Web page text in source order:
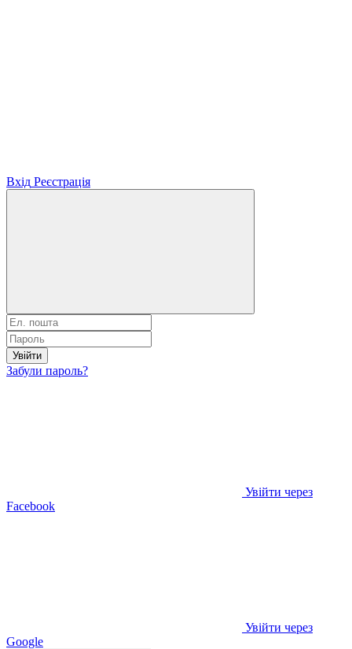
Вхід Реєстрація
Увійти
Забули пароль?
Увійти через
Facebook
Увійти через
Google